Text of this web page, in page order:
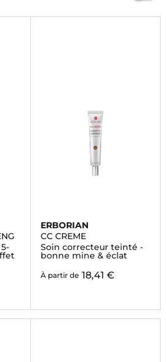
ERBORIAN
CC CREME
Soin correcteur teinté -
bonne mine & éclat
À partir de 18,41 €